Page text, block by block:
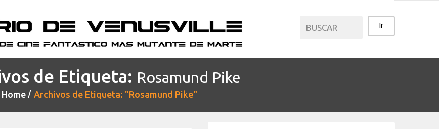
de Etiqueta: Rosamund Pike
Home Archivos de Etiqueta: "Rosamund Pike"